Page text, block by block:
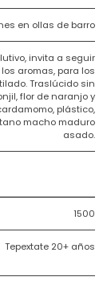
en ollas de barro
invita a seguir
aromas, para los
Traslúcido sin
flor de naranjo y
plástico,
macho maduro
asado.
1500
Tepextate 20+ años